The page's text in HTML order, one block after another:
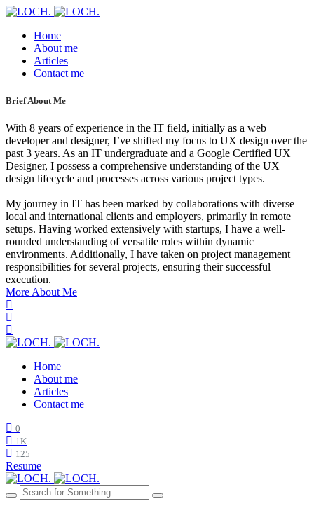
Home
About me
Articles
Contact me
Brief About Me
With 8 years of experience in the IT field, initially as a web
developer and designer, I’ve shifted my focus to UX design over the
past 3 years. As an IT undergraduate and a Google Certified UX
Designer, I possess a comprehensive understanding of the UX
design lifecycle and processes across various project types.
My journey in IT has been marked by collaborations with diverse
local and international clients and employers, primarily in remote
setups. Having worked extensively with startups, I have a well-
rounded understanding of versatile roles within dynamic
environments. Additionally, I have taken on project management
responsibilities for several projects, ensuring their successful
execution.
More About Me
Home
About me
Articles
Contact me
0
1K
125
Resume